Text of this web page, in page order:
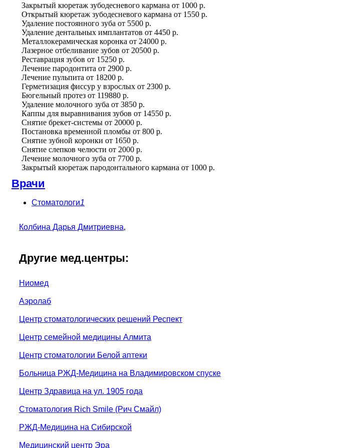
Закрытый кюретаж зубодесневого кармана от 1000 р.
Открытый кюретаж зубодесневого кармана от 1550 р.
Удаление постоянного зуба от 5500 р.
Удаление дентальных имплантатов от 4450 р.
Металлокерамическая коронка от 24000 р.
Лазерное отбеливание зубов от 20500 р.
Реставрация зубов от 15250 р.
Лечение пародонтита от 2900 р.
Лечение пульпита от 18200 р.
Герметизация фиссур у взрослых от 2300 р.
Бюгельный протез от 119880 р.
Удаление молочного зуба от 3850 р.
Каппы для выравнивания зубов от 14550 р.
Снятие брекет-системы от 20000 р.
Постановка временной пломбы от 800 р.
Снятие зубной коронки от 1650 р.
Снятие слепков челюсти от 2000 р.
Лечение молочного зуба от 7700 р.
Закрытый кюретаж пародонтального кармана от 1000 р.
Врачи
Стоматологи1
Колбина Дарья Дмитриевна,
Другие мед.центры:
Ниомед
Аэролаб
Центр стоматологических решений Респект
Центр семейной медицины Алмита
Центр стоматологии Белой аптеки
Больница РЖД-Медицина на Владимировском спуске
Центр Здравица на ул. 1905 года
Стоматология Rich Smile (Рич Смайл)
РЖД-Медицина на Сибирской
Медицинский центр Эра